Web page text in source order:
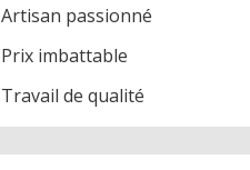
Artisan passionné
Prix imbattable
Travail de qualité